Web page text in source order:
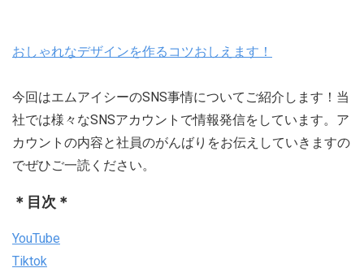
おしゃれなデザインを作るコツおしえます！
今回はエムアイシーのSNS事情についてご紹介します！当
社では様々なSNSアカウントで情報発信をしています。ア
カウントの内容と社員のがんばりをお伝えしていきますの
でぜひご一読ください。
＊目次＊
YouTube
Tiktok